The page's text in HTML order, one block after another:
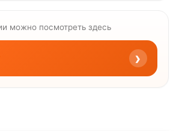
можно посмотреть здесь
›